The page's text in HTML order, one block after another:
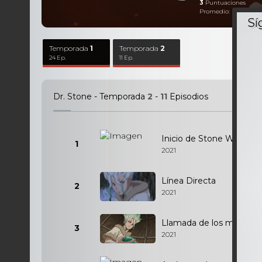
3 Puntuaciones
Promedio:
4,67
Temporada1
24 Ep.
Temporada2
11 Ep.
Dr. Stone - Temporada 2 - 11 Episodios
1 Inicio de Stone Wars
2021
2 Línea Directa
2021
3 Llamada de los muertos
2021